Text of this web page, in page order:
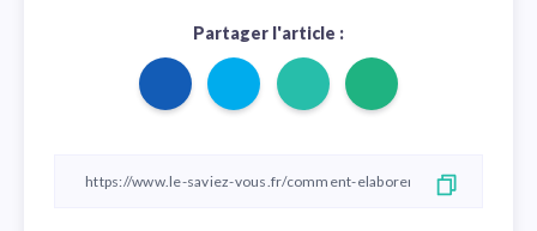
Partager l'article :